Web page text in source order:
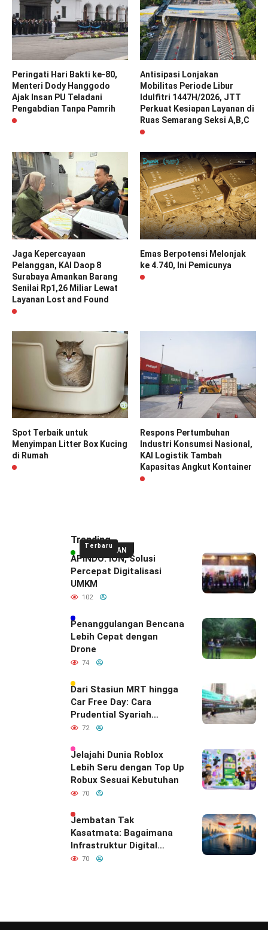
Peringati Hari Bakti ke-80,
Menteri Dody Hanggodo
Ajak Insan PU Teladani
Pengabdian Tanpa Pamrih
Antisipasi Lonjakan
Mobilitas Periode Libur
Idulfitri 1447H/2026, JTT
Perkuat Kesiapan Layanan di
Ruas Semarang Seksi A,B,C
Jaga Kepercayaan
Pelanggan, KAI Daop 8
Surabaya Amankan Barang
Senilai Rp1,26 Miliar Lewat
Layanan Lost and Found
Emas Berpotensi Melonjak
ke 4.740, Ini Pemicunya
Spot Terbaik untuk
Menyimpan Litter Box Kucing
di Rumah
Respons Pertumbuhan
Industri Konsumsi Nasional,
KAI Logistik Tambah
Kapasitas Angkut Kontainer
UNGGULAN
Terbaru
Trending
APINDO: ION, Solusi
Percepat Digitalisasi
UMKM
102
Penanggulangan Bencana
Lebih Cepat dengan
Drone
74
Dari Stasiun MRT hingga
Car Free Day: Cara
Prudential Syariah
Merayakan yang Nomor
Indonesia
72
Jelajahi Dunia Roblox
Lebih Seru dengan Top Up
Robux Sesuai Kebutuhan
70
Jembatan Tak
Kasatmata: Bagaimana
Infrastruktur Digital
Diam-Diam
70